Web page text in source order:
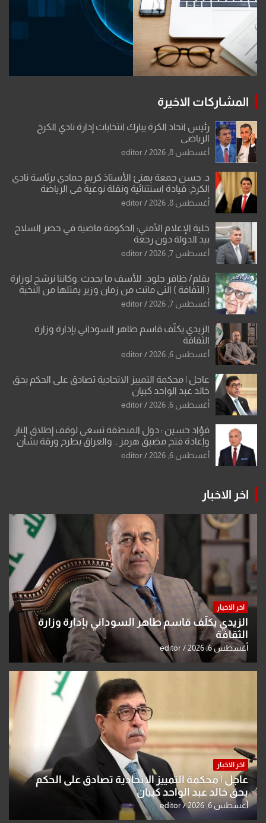
المشاركات الاخيرة
رئيس اتحاد الكرة يبارك انتخابات إدارة نادي الكرخ
الرياضي
أغسطس 8, 2026 editor
د. حسن جمعة يهنئ الأستاذ كريم حمادي برئاسة نادي
الكرخ: قيادة استثنائية ونقلة نوعية في الرياضة
العراقية
أغسطس 8, 2026 editor
خلية الإعلام الأمني: الحكومة ماضية في حصر السلاح
بيد الدولة دون رجعة
أغسطس 7, 2026 editor
بقلم/ ظافر جلود.. للأسف ما يحدث .وكاننا نرشح لوزارة
( الثقافة ) التي ماتت من زمان وزير يمثلها من النخبة
والإرث العظيم للثقافة العراقية..
أغسطس 7, 2026 editor
الزيدي يكلّف قاسم طاهر السوداني بإدارة وزارة
الثقافة
أغسطس 6, 2026 editor
عاجل | محكمة التمييز الاتحادية تصادق على الحكم بحق
خالد عبد الواحد كبيان
أغسطس 6, 2026 editor
فؤاد حسين : دول المنطقة تسعى لوقف إطلاق النار
وإعادة فتح مضيق هرمز .. والعراق يطرح ورقة بشأن
تحولات القدس
أغسطس 6, 2026 editor
اخر الاخبار
اخر الاخبار
الزيدي يكلّف قاسم طاهر السوداني بإدارة وزارة
الثقافة
أغسطس 6, 2026 editor
اخر الاخبار
عاجل | محكمة التمييز الاتحادية تصادق على الحكم
بحق خالد عبد الواحد كبيان
أغسطس 6, 2026 editor